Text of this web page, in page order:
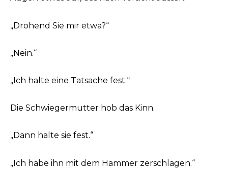
„Drohend Sie mir etwa?“
„Nein.“
„Ich halte eine Tatsache fest.“
Die Schwiegermutter hob das Kinn.
„Dann halte sie fest.“
„Ich habe ihn mit dem Hammer zerschlagen.“